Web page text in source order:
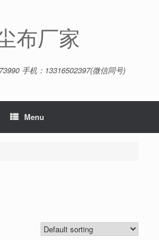
布厂家
手机：13316502397(微信同号)
Menu